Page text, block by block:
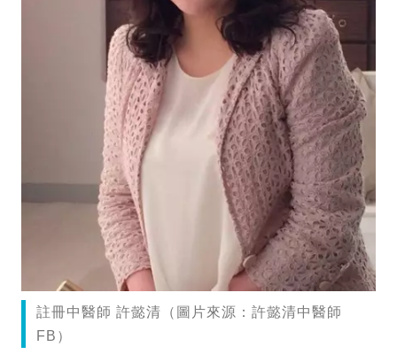
註冊中醫師 許懿清（圖片來源：許懿清中醫師
FB）